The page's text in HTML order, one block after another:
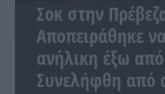
Σοκ στην
Αποπειράθηκε
ανήλικη έξω
Συνελήφθη από